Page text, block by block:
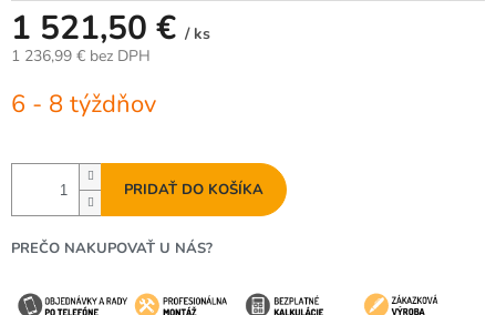
1 521,50 € / ks
1 236,99 € bez DPH
cena:
6 - 8 týždňov
PRIDAŤ DO KOŠÍKA
PREČO NAKUPOVAŤ U NÁS?